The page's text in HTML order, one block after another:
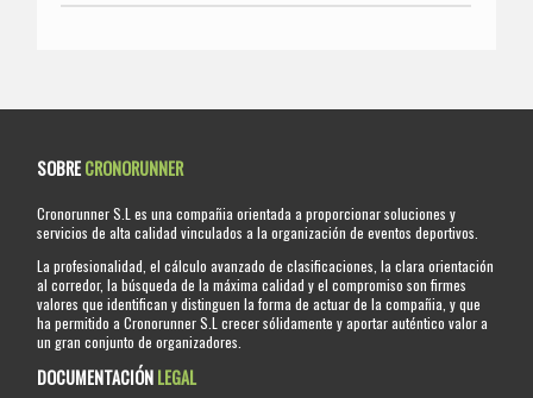
SOBRECRONORUNNER
Cronorunner S.L es una compañia orientada a proporcionar soluciones y
servicios de alta calidad vinculados a la organización de eventos deportivos.
La profesionalidad, el cálculo avanzado de clasificaciones, la clara orientación
al corredor, la búsqueda de la máxima calidad y el compromiso son firmes
valores que identifican y distinguen la forma de actuar de la compañia, y que
ha permitido a Cronorunner S.L crecer sólidamente y aportar auténtico valor a
un gran conjunto de organizadores.
DOCUMENTACIÓNLEGAL